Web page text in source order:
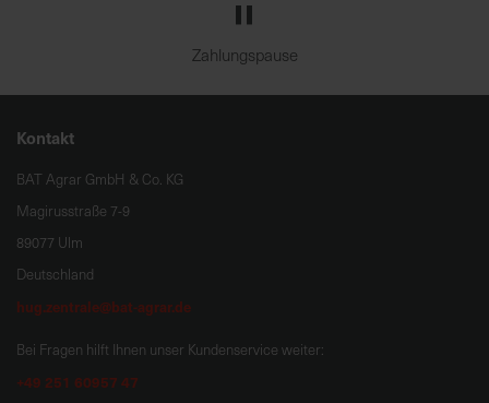
Zahlungspause
Kontakt
BAT Agrar GmbH & Co. KG
Magirusstraße 7-9
89077 Ulm
Deutschland
hug.zentrale@bat-agrar.de
Bei Fragen hilft Ihnen unser Kundenservice weiter:
+49 251 60957 47